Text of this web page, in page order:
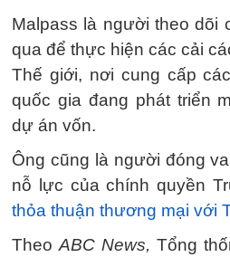
Malpass là người theo dõi
qua để thực hiện các cải
Thế giới, nơi cung cấp
quốc gia đang phát triển
dự án vốn.
Ông cũng là người đóng
nỗ lực của chính quyền
thỏa thuận thương mại với
Theo ABC News, Tổng